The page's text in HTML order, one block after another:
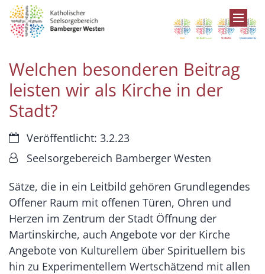
Zum Inhalt springen
Welchen besonderen Beitrag
leisten wir als Kirche in der
Stadt?
Datum:Veröffentlicht: 3.2.23
Von:Seelsorgebereich Bamberger Westen
Sätze, die in ein Leitbild gehören Grundlegendes
Offener Raum mit offenen Türen, Ohren und
Herzen im Zentrum der Stadt Öffnung der
Martinskirche, auch Angebote vor der Kirche
Angebote von Kulturellem über Spirituellem bis
hin zu Experimentellem Wertschätzend mit allen